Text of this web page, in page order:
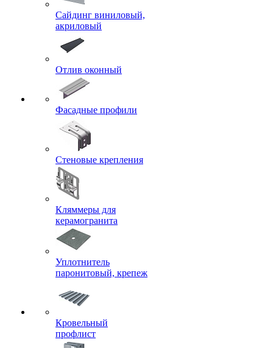
Сайдинг виниловый,
акриловый
Отлив оконный
Фасадные профили
Стеновые крепления
Кляммеры для
керамогранита
Уплотнитель
паронитовый, крепеж
Кровельный
профлист